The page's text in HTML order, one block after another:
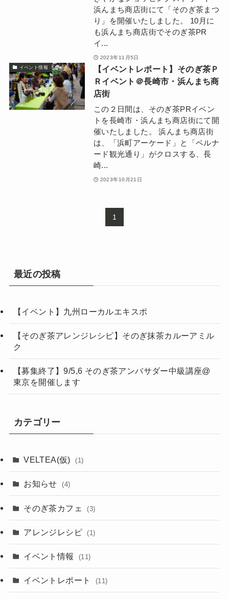
浜んまち商店街にて「そのぎ茶まつ
り」を開催いたしました。 10月に
も浜んまち商店街でそのぎ茶PR
イ...
2023年11月5日
イベント情報
【イベントレポート】そのぎ茶Ｐ
Ｒイベント＠長崎市・浜んまち商
店街
この２日間は、そのぎ茶PRイベン
トを長崎市・浜んまち商店街にて開
催いたしました。 浜んまち商店街
は、「浜町アーケード」と「ベルナ
ード観光通り」がクロスする、長
崎...
2023年10月21日
1
最近の投稿
【イベント】九州ローカルエキスポ
【そのぎ茶アレンジレシピ】そのぎ抹茶カルーアミル
ク
【募集終了】9/5,6 そのぎ茶アンバサダー中級講座@
東京を開催します
カテゴリー
VELTEA(仮) (1)
お知らせ (4)
そのぎ茶カフェ (3)
アレンジレシピ (1)
イベント情報 (11)
イベントレポート (11)